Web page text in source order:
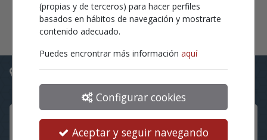
(propias y de terceros) para hacer perfiles
basados en hábitos de navegación y mostrarte
contenido adecuado.
Puedes encrontrar más información aquí
Configurar cookies
Aceptar y seguir navegando
podemos ofrecerte.
Ubicaciones
Teatre Echegaray